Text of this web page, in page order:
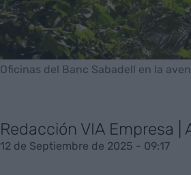
Oficinas del Banc Sabadell en la
Redacción VIA Empresa |
12 de Septiembre de 2025 - 09:17